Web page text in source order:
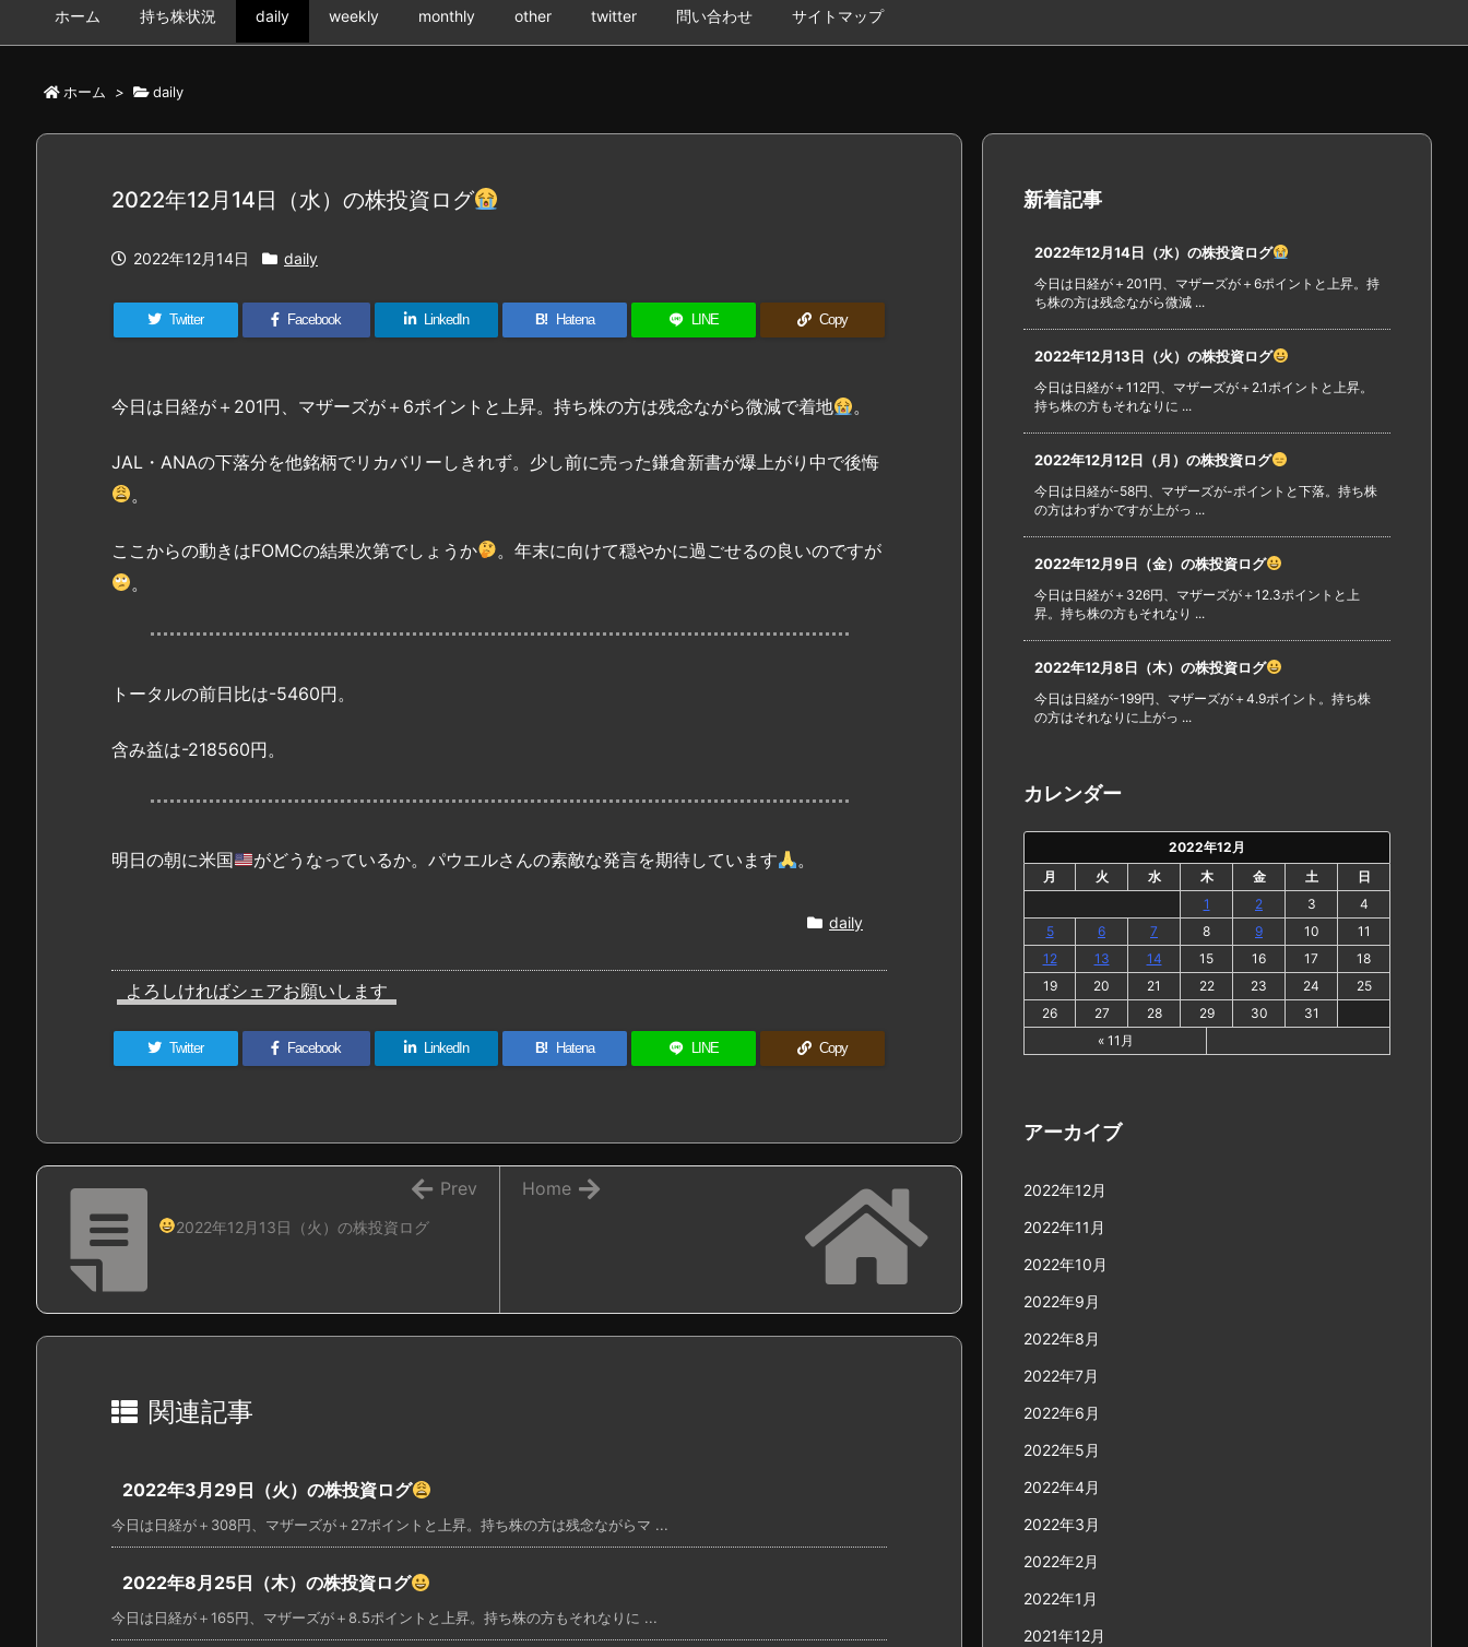
ホーム 持ち株状況 daily weekly monthly other twitter 問い合わせ サイトマップ
ホーム > daily
2022年12月14日（水）の株投資ログ
2022年12月14日 daily
Twitter Facebook LinkedIn B! Hatena LINE Copy
今日は日経が＋201円、マザーズが＋6ポイントと上昇。持ち株の方は残念ながら微減で着地 。
JAL・ANAの下落分を他銘柄でリカバリーしきれず。少し前に売った鎌倉新書が爆上がり中で後悔
。
ここからの動きはFOMCの結果次第でしょうか
。年末に向けて穏やかに過ごせるの良いのですが
。
トータルの前日比は-5460円。
含み益は-218560円。
明日の朝に米国 がどうなっているか。パウエルさんの素敵な発言を期待しています 。
daily
よろしければシェアお願いします
Twitter Facebook LinkedIn B! Hatena LINE Copy
Home
2022年12月13日（火）の株投資ログ
Prev
関連記事
2022年3月29日（火）の株投資ログ
今日は日経が＋308円、マザーズが＋27ポイントと上昇。持ち株の方は残念ながらマ ...
2022年8月25日（木）の株投資ログ
今日は日経が＋165円、マザーズが＋8.5ポイントと上昇。持ち株の方もそれなりに ...
新着記事
2022年12月14日（水）の株投資ログ
今日は日経が＋201円、マザーズが＋6ポイントと上昇。持
ち株の方は残念ながら微減 ...
2022年12月13日（火）の株投資ログ
今日は日経が＋112円、マザーズが＋2.1ポイントと上昇。
持ち株の方もそれなりに ...
2022年12月12日（月）の株投資ログ
今日は日経が-58円、マザーズが-ポイントと下落。持ち株
の方はわずかですが上がっ ...
2022年12月9日（金）の株投資ログ
今日は日経が＋326円、マザーズが＋12.3ポイントと上
昇。持ち株の方もそれなり ...
2022年12月8日（木）の株投資ログ
今日は日経が-199円、マザーズが＋4.9ポイント。持ち株
の方はそれなりに上がっ ...
カレンダー
2022年12月
月
火 水 木 金 土
日
1
2 3
4
5
6 7 8 9 10
11
12
13 14 15 16 17
18
19
20 21 22 23 24
25
26
27 28 29 30
31
« 11月
アーカイブ
2022年12月
2022年11月
2022年10月
2022年9月
2022年8月
2022年7月
2022年6月
2022年5月
2022年4月
2022年3月
2022年2月
2022年1月
2021年12月